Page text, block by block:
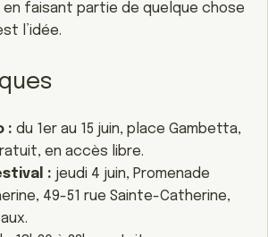
faisant partie de quelque chose
l’idée.
: du 1er au 15 juin, place Gambetta,
en accès libre.
: jeudi 4 juin, Promenade
49-51 rue Sainte-Catherine,